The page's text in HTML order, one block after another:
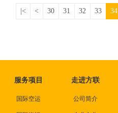
|< < 30 31 32 33 34
服务项目
国际空运
走进方联
公司简介